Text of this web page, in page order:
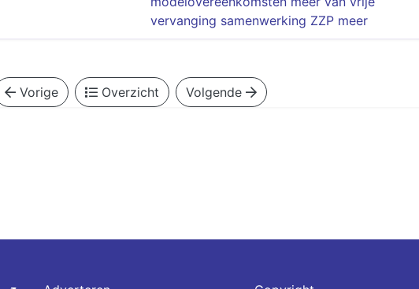
vervanging samenwerking ZZP meer
Vorige Overzicht Volgende